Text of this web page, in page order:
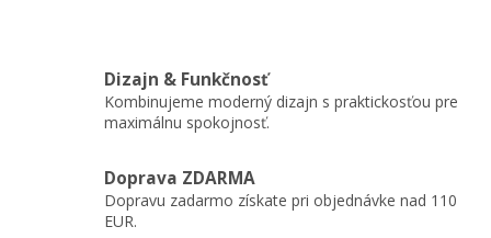
Dizajn & Funkčnosť
Kombinujeme moderný dizajn s praktickosťou pre
maximálnu spokojnosť.
Doprava ZDARMA
Dopravu zadarmo získate pri objednávke nad 110
EUR.